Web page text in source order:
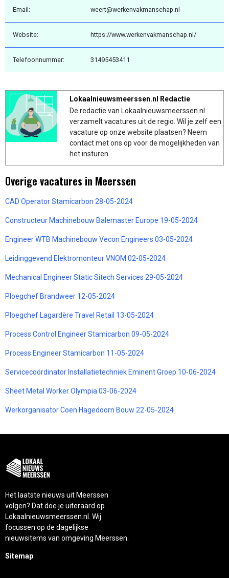
Email: weert@werkenvakmanschap.nl
Website: https://www.werkenvakmanschap.nl/
Telefoonnummer: 31495453411
Lokaalnieuwsmeerssen.nl Redactie
De redactie van Lokaalnieuwsmeerssen.nl
verzamelt vacatures uit de regio. Wil je zelf een
vacature op onze website plaatsen? Neem
contact met ons op voor de mogelijkheden van
het insturen.
Overige vacatures in Meerssen
CAD Operator Stamicarbon 28-05-2024
Constructeur Machinebouw Balemaster Europe 19-05-2024
Engineer WTB Machinebouw Vecon Engineers 03-05-2024
Leidinggevend Elektromonteur VNOM 02-05-2024
Mechanical Engineer Static Sitech Services 29-05-2024
Ploegchef Brandweer 12-05-2024
Ploegchef Lagardère Travel Retail 13-05-2024
Process Control Engineer Stamicarbon 09-05-2024
Process Engineer Stamicarbon 11-05-2024
Servicecoördinator Installatietechniek Eminent Groep 10-06-2024
Sheet Metal Worker Olympia 03-06-2024
Werkorganisator Coen Hagedoorn Bouw 22-05-2024
Het laatste nieuws uit Meerssen
volgen? Dat doe je uiteraard op
Lokaalnieuwsmeerssen.nl. Wij
focussen op de dagelijkse
nieuwsitems van omgeving Meerssen.
Sitemap